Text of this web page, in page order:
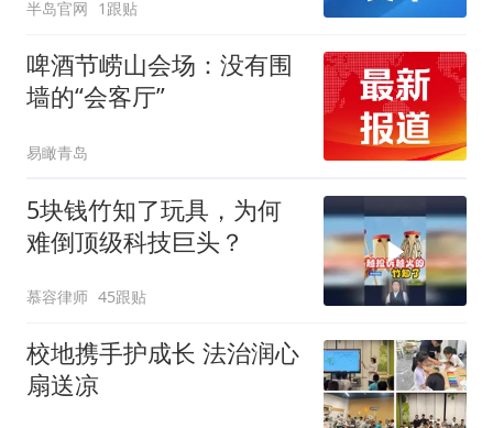
半岛官网 1跟贴
啤酒节崂山会场：没有围
墙的“会客厅”
易瞰青岛
5块钱竹知了玩具，为何
难倒顶级科技巨头？
慕容律师 45跟贴
校地携手护成长 法治润心
扇送凉